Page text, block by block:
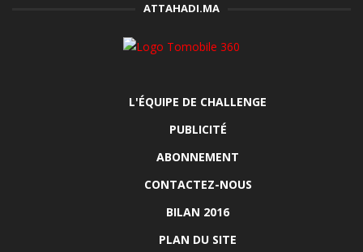
ATTAHADI.MA
L'ÉQUIPE DE CHALLENGE
PUBLICITÉ
ABONNEMENT
CONTACTEZ-NOUS
BILAN 2016
PLAN DU SITE